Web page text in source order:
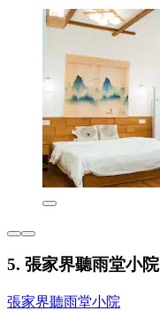
5. 張家界聽雨堂小院
張家界聽雨堂小院